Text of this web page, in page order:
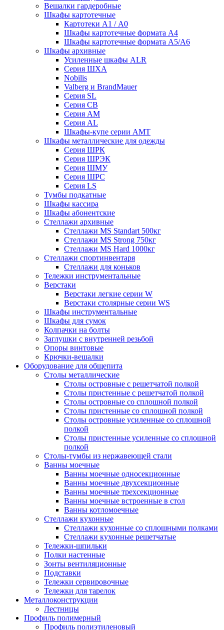
Вешалки гардеробные
Шкафы картотечные
Картотеки А1 / А0
Шкафы картотечные формата А4
Шкафы картотечные формата А5/А6
Шкафы архивные
Усиленные шкафы ALR
Серия ШХА
Nobilis
Valberg и BrandMauer
Cерия SL
Серия СВ
Серия АМ
Серия AL
Шкафы-купе серии AMT
Шкафы металлические для одежды
Серия ШРК
Серия ШРЭК
Серия ШМУ
Серия ШРС
Серия LS
Тумбы подкатные
Шкафы кассира
Шкафы абонентские
Стеллажи архивные
Стеллажи MS Standart 500кг
Стеллажи MS Strong 750кг
Стеллажи MS Hard 1000кг
Стеллажи спортинвентаря
Стеллажи для коньков
Тележки инструментальные
Верстаки
Верстаки легкие серии W
Верстаки столярные серии WS
Шкафы инструментальные
Шкафы для сумок
Колпачки на болты
Заглушки с внутренней резьбой
Опоры винтовые
Крючки-вешалки
Оборудование для общепита
Столы металлические
Столы островные с решетчатой полкой
Столы пристенные с решетчатой полкой
Столы островные со сплошной полкой
Столы пристенные со сплошной полкой
Столы островные усиленные со сплошной
полкой
Столы пристенные усиленные со сплошной
полкой
Столы-тумбы из нержавеющей стали
Ванны моечные
Ванны моечные односекционные
Ванны моечные двухсекционные
Ванны моечные трехсекционные
Ванны моечные встроенные в стол
Ванны котломоечные
Стеллажи кухонные
Стеллажи кухонные со сплошными полками
Стеллажи кухонные решетчатые
Тележки-шпильки
Полки настенные
Зонты вентиляционные
Подставки
Тележки сервировочные
Тележки для тарелок
Металлоконструкции
Лестницы
Профиль полимерный
Профиль полиэтиленовый